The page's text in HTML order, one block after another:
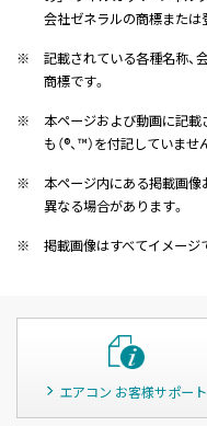
会社ゼネラルの商標または
※
記載されている各種名称、
商標です。
※
本ページおよび動画に記載
も（®、™）を付記していませ
※
本ページ内にある掲載画像
異なる場合があります。
※
掲載画像はすべてイメージ
エアコン お客様サポート